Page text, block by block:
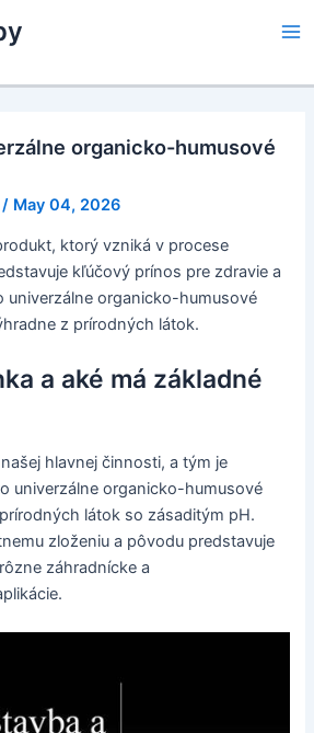
organicko-humusové
/ May 04, 2026
ktorý vzniká v procese
kľúčový prínos pre zdravie a
univerzálne organicko-humusové
z prírodných látok.
a aké má základné
hlavnej činnosti, a tým je
univerzálne organicko-humusové
látok so zásaditým pH.
zloženiu a pôvodu predstavuje
záhradnícke a